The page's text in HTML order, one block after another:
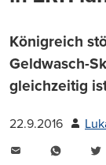
Königreich
Geldwasch-
gleichzeitig
22.9.2016